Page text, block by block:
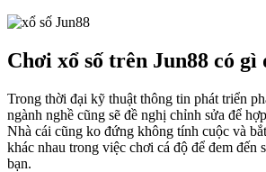
Chơi xổ số trên Jun88 có gì
Trong thời đại kỹ thuật thông tin phát triển
ngành nghề cũng sẽ đề nghị chỉnh sửa để
Nhà cái cũng ko đứng không tính cuộc và
khác nhau trong việc chơi cá độ để đem đến
bạn.